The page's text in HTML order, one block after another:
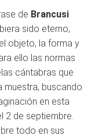
de Brancusi
sido eterno,
objeto, la forma y
ello las normas
cántabras que
muestra, buscando
en esta
2 de septiembre.
todo en sus